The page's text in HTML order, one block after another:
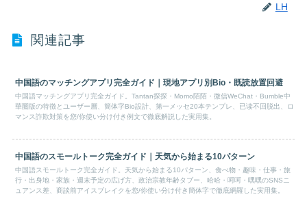
LH
関連記事
中国語のマッチングアプリ完全ガイド｜現地アプリ別Bio・既読放置回避
中国語マッチングアプリ完全ガイド。Tantan探探・Momo陌陌・微信WeChat・Bumble中
華圏版の特徴とユーザー層、簡体字Bio設計、第一メッセ20本テンプレ、已读不回脱出、ロ
マンス詐欺対策を您/你使い分け付き例文で徹底解説した実用集。
中国語のスモールトーク完全ガイド｜天気から始まる10パターン
中国語スモールトーク完全ガイド。天気から始まる10パターン、食べ物・趣味・仕事・旅
行・出身地・家族・週末予定の広げ方、政治宗教年齢タブー、哈哈・呵呵・嘿嘿のSNSニ
ュアンス差、商談前アイスブレイクを您/你使い分け付き簡体字で徹底網羅した実用集。